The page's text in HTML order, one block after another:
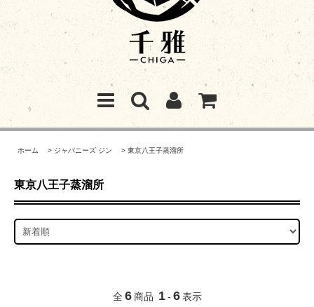
ホーム > ジャパニーズ ジン > 東京八王子蒸溜所
東京八王子蒸溜所
全 6 商品 1 - 6 表示